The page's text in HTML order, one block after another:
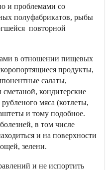
и проблемами со
полуфабрикатов, рыбы
повторной
в отношении пищевых
продукты,
салаты,
кондитерские
мяса (котлеты,
и тому подобное.
в том числе
и на поверхности
зелени.
и не испортить